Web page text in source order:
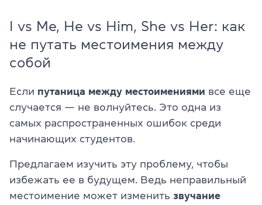
I vs Me, He vs Him, She vs Her: как
не путать местоимения между
собой
Если путаница между местоимениями все еще
случается — не волнуйтесь. Это одна из
самых распространенных ошибок среди
начинающих студентов.
Предлагаем изучить эту проблему, чтобы
избежать ее в будущем. Ведь неправильный
местоимение может изменить звучание